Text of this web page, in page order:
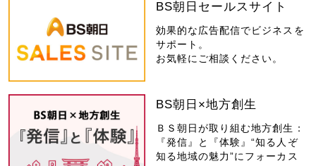
BS朝日セールスサイト
効果的な広告配信でビジネスを
サポート。
お気軽にご相談ください。
BS朝日×地方創生
ＢＳ朝日が取り組む地方創生：
『発信』と『体験』“知る人ぞ
知る地域の魅力”にフォーカス